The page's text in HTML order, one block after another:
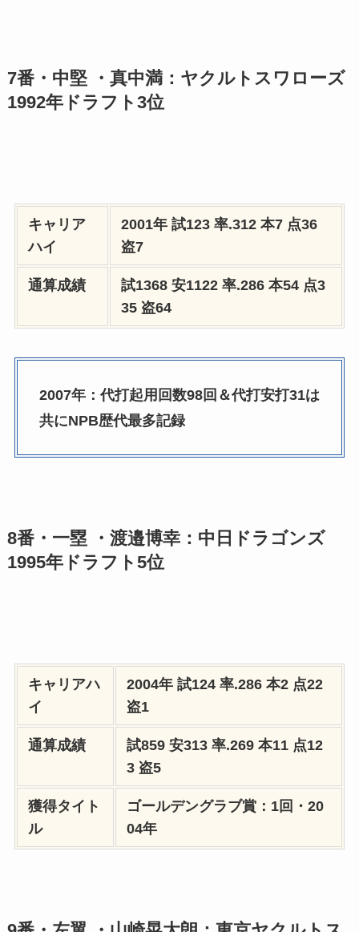
7番・中堅 ・真中満：ヤクルトスワローズ
1992年ドラフト3位
キャリア
ハイ
2001年 試123 率.312 本7 点36
盗7
通算成績
試1368 安1122 率.286 本54 点3
35 盗64
2007年：代打起用回数98回＆代打安打31は
共にNPB歴代最多記録
8番・一塁 ・渡邉博幸：中日ドラゴンズ
1995年ドラフト5位
キャリアハ
イ
2004年 試124 率.286 本2 点22
盗1
通算成績
試859 安313 率.269 本11 点12
3 盗5
獲得タイト
ル
ゴールデングラブ賞：1回・20
04年